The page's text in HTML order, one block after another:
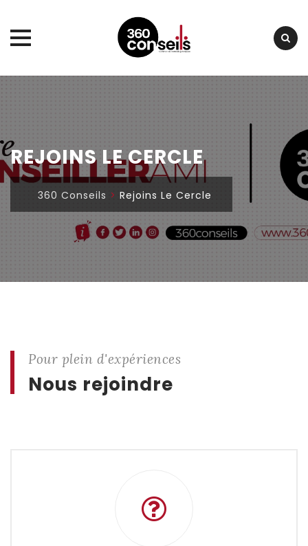
REJOINS LE CERCLE
360 Conseils > Rejoins Le Cercle
Pour plein d'expériences
Nous rejoindre